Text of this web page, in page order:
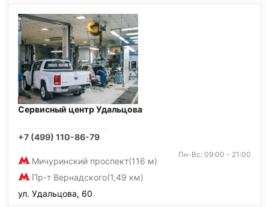
Сервисный центр Удальцова
+7 (499) 110-86-79
Мичуринский проспект(116 м)
Пр-т Вернадского(1,49 км)
Пн-Вс: 09:00 - 21:00
ул. Удальцова, 60